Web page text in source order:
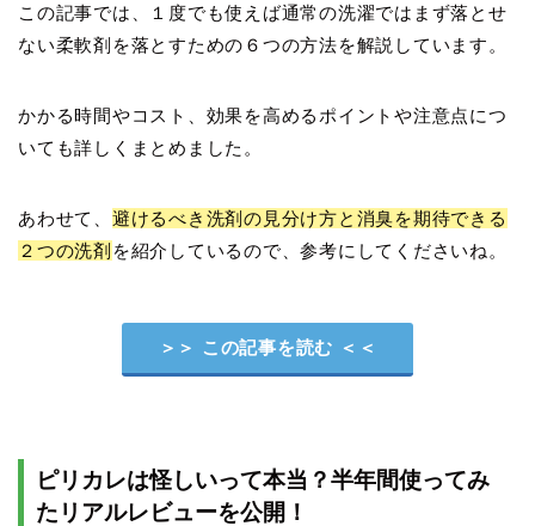
この記事では、１度でも使えば通常の洗濯ではまず落とせ
ない柔軟剤を落とすための６つの方法を解説しています。
かかる時間やコスト、効果を高めるポイントや注意点につ
いても詳しくまとめました。
あわせて、 避けるべき洗剤の見分け方と消臭を期待できる
２つの洗剤 を紹介しているので、参考にしてくださいね。
＞＞ この記事を読む ＜＜
ピリカレは怪しいって本当？半年間使ってみ
たリアルレビューを公開！